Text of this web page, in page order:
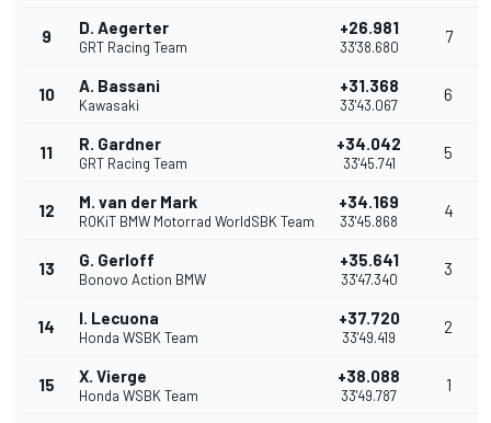
9 D. Aegerter
GRT Racing Team
+26.981
33'38.680
7
10 A. Bassani
Kawasaki
+31.368
33'43.067
6
11 R. Gardner
GRT Racing Team
+34.042
33'45.741
5
12 M. van der Mark
ROKiT BMW Motorrad WorldSBK Team
+34.169
33'45.868
4
13 G. Gerloff
Bonovo Action BMW
+35.641
33'47.340
3
14 I. Lecuona
Honda WSBK Team
+37.720
33'49.419
2
15 X. Vierge
Honda WSBK Team
+38.088
33'49.787
1